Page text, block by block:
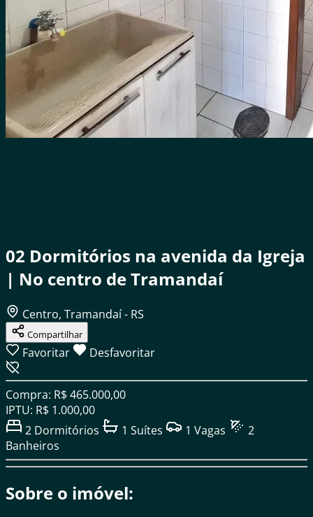
02 Dormitórios na avenida da Igreja
| No centro de Tramandaí
Centro, Tramandaí - RS
Compartilhar
Favoritar Desfavoritar
Compra: R$ 465.000,00
IPTU: R$ 1.000,00
2 Dormitórios 1 Suítes 1 Vagas
2
Banheiros
Sobre o imóvel: